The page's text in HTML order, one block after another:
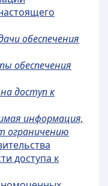
обеспечения
обеспечения
доступ к
информация,
ограничению
доступа к